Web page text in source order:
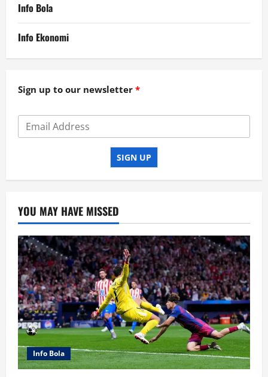
Info Bola
Info Ekonomi
Sign up to our newsletter
SIGN UP
YOU MAY HAVE MISSED
Info Bola